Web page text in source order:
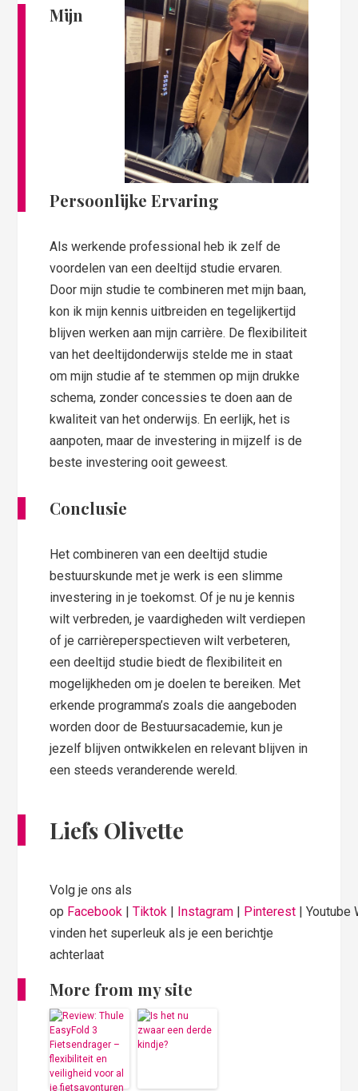
Mijn
Persoonlijke Ervaring
Als werkende professional heb ik zelf de
voordelen van een deeltijd studie ervaren.
Door mijn studie te combineren met mijn baan,
kon ik mijn kennis uitbreiden en tegelijkertijd
blijven werken aan mijn carrière. De flexibiliteit
van het deeltijdonderwijs stelde me in staat
om mijn studie af te stemmen op mijn drukke
schema, zonder concessies te doen aan de
kwaliteit van het onderwijs. En eerlijk, het is
aanpoten, maar de investering in mijzelf is de
beste investering ooit geweest.
Conclusie
Het combineren van een deeltijd studie
bestuurskunde met je werk is een slimme
investering in je toekomst. Of je nu je kennis
wilt verbreden, je vaardigheden wilt verdiepen
of je carrièreperspectieven wilt verbeteren,
een deeltijd studie biedt de flexibiliteit en
mogelijkheden om je doelen te bereiken. Met
erkende programma’s zoals die aangeboden
worden door de Bestuursacademie, kun je
jezelf blijven ontwikkelen en relevant blijven in
een steeds veranderende wereld.
Liefs Olivette
Volg je ons als
op Facebook |Tiktok | Instagram | Pinterest | Youtube
vinden het superleuk als je een berichtje
achterlaat
More from my site